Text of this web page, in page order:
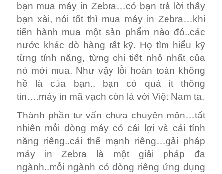
bạn mua máy in Zebra…có bạn trả lời thấy
bạn xài, nói tốt thì mua máy in Zebra…khi
tiến hành mua một sản phẩm nào đó..các
nước khác dò hàng rất kỹ. Họ tìm hiểu kỹ
từng tính năng, từng chi tiết nhỏ nhất của
nó mới mua. Như vậy lỗi hoàn toàn không
hề là của bạn.. bạn có quá ít thông
tin….máy in mã vạch còn là với Việt Nam ta.
Thành phần tư vấn chưa chuyên môn…tất
nhiên mỗi dòng máy có cái lợi và cái tính
năng riêng..cái thế mạnh riêng…gải pháp
máy in Zebra là một giải pháp đa
ngành..mỗi ngành có dòng riêng ứng dụng